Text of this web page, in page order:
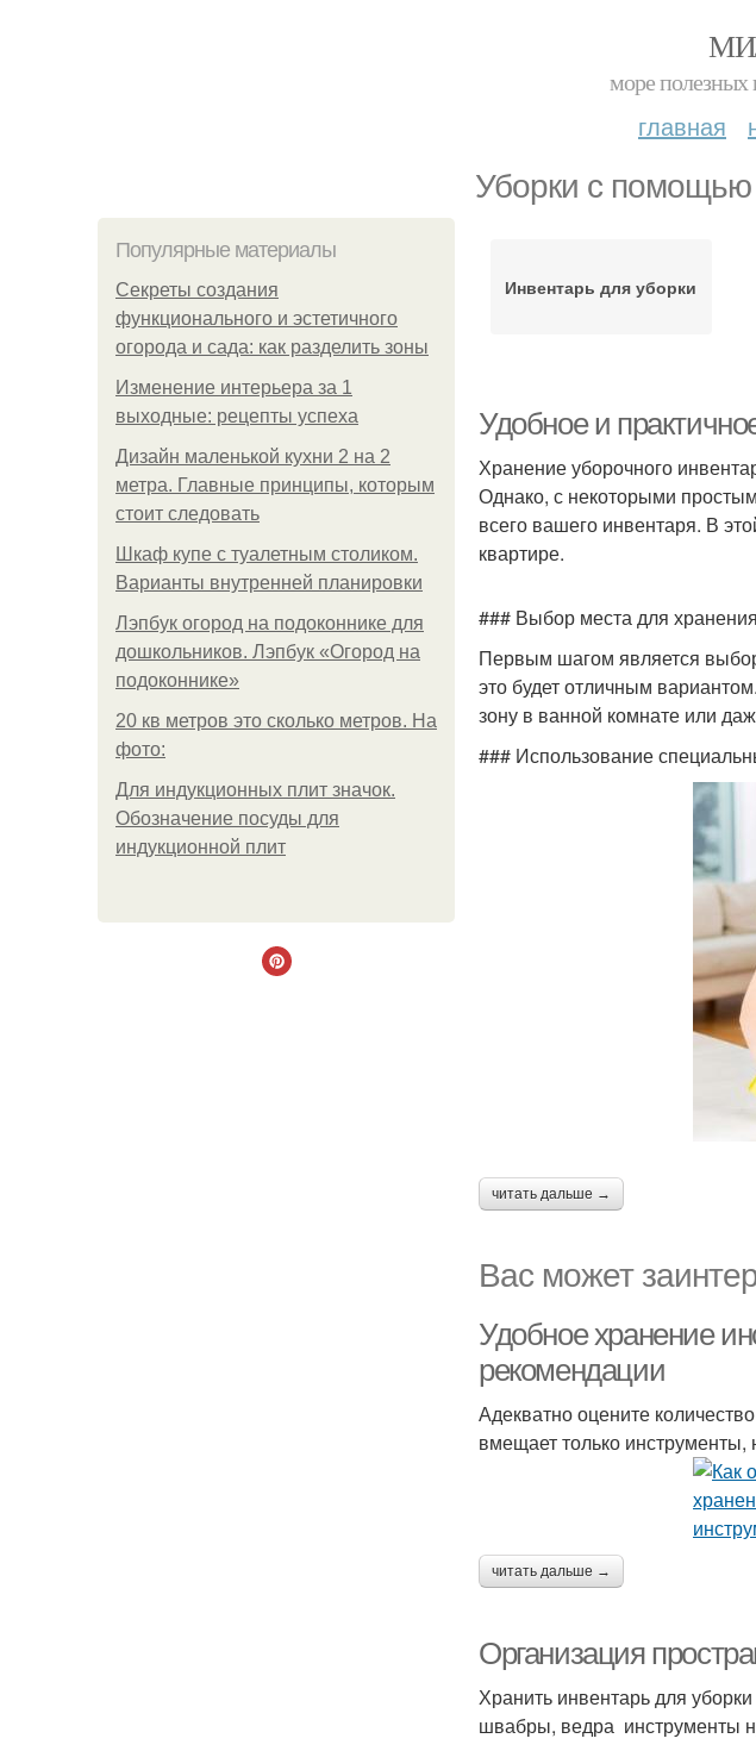
море полезных
главная
Уборки с помощью
Популярные материалы
Секреты создания
функционального и эстетичного
огорода и сада: как разделить зоны
Изменение интерьера за 1
выходные: рецепты успеха
Дизайн маленькой кухни 2 на 2
метра. Главные принципы, которым
стоит следовать
Шкаф купе с туалетным столиком.
Варианты внутренней планировки
Лэпбук огород на подоконнике для
дошкольников. Лэпбук «Огород на
подоконнике»
20 кв метров это сколько метров. На
фото:
Для индукционных плит значок.
Обозначение посуды для
индукционной плит
Инвентарь для уборки
Удобное и
Хранение уборочного
Однако, с некоторыми
всего вашего инвентаря. В
квартире.
### Выбор места для хранения
Первым шагом является
это будет отличным
зону в ванной комнате или
### Использование
читать дальше →
Вас может
Удобное хранение
рекомендации
Адекватно оцените
вмещает только
читать дальше →
Организация
Хранить инвентарь для
швабры, ведра инструменты